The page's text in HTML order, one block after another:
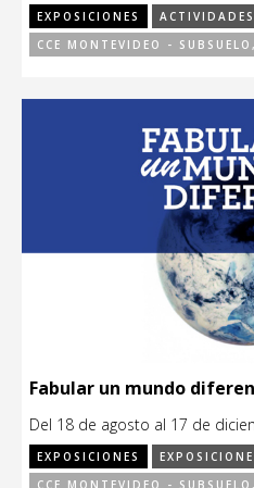
EXPOSICIONES
ACTIVIDADES
CCE MONTEVIDEO -
Fabular un mundo
Del 18 de agosto al 17 de
EXPOSICIONES
CCE MONTEVIDEO -